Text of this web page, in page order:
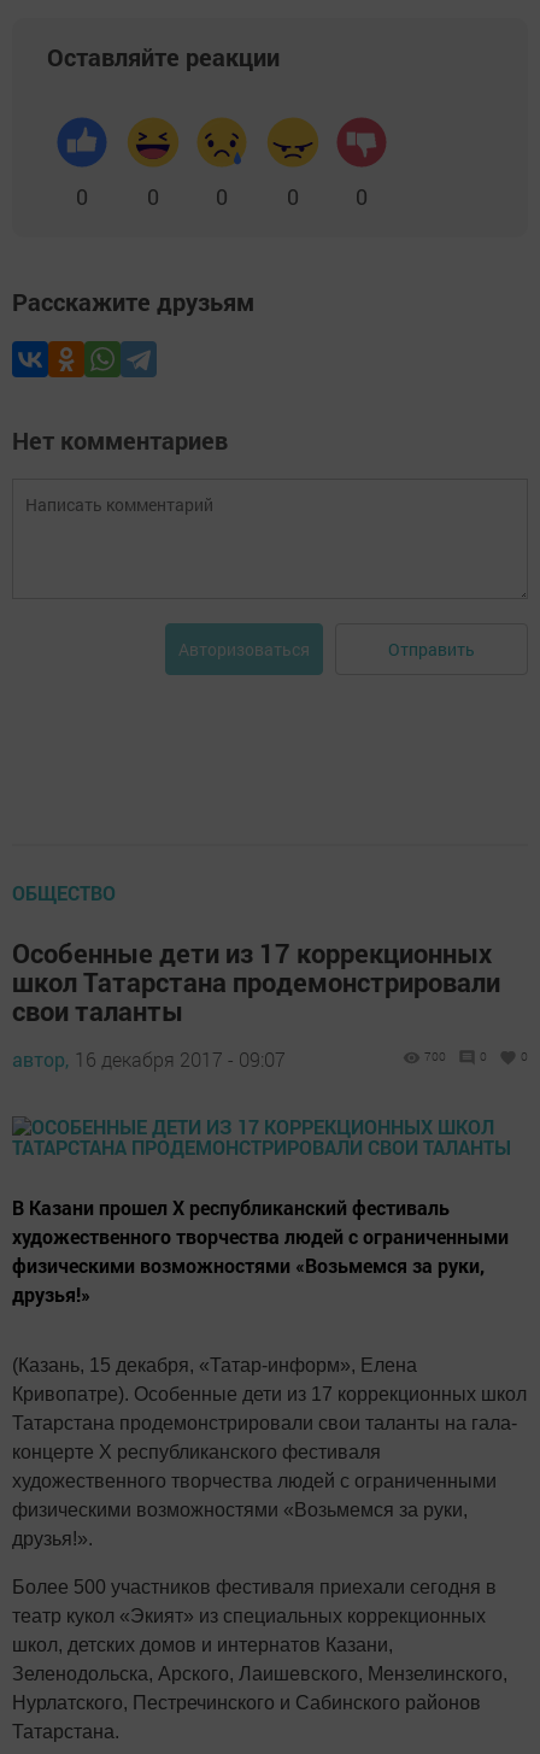
Оставляйте реакции
0 0 0 0 0
Расскажите друзьям
Нет комментариев
Авторизоваться Отправить
ОБЩЕСТВО
Особенные дети из 17 коррекционных
школ Татарстана продемонстрировали
свои таланты
автор, 16 декабря 2017 - 09:07 700 0 0
В Казани прошел X республиканский фестиваль
художественного творчества людей с ограниченными
физическими возможностями «Возьмемся за руки,
друзья!»
(Казань, 15 декабря, «Татар-информ», Елена
Кривопатре). Особенные дети из 17 коррекционных школ
Татарстана продемонстрировали свои таланты на гала-
концерте X республиканского фестиваля
художественного творчества людей с ограниченными
физическими возможностями «Возьмемся за руки,
друзья!».
Более 500 участников фестиваля приехали сегодня в
театр кукол «Экият» из специальных коррекционных
школ, детских домов и интернатов Казани,
Зеленодольска, Арского, Лаишевского, Мензелинского,
Нурлатского, Пестречинского и Сабинского районов
Татарстана.